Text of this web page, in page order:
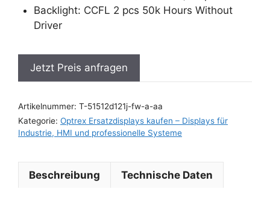
Backlight: CCFL 2 pcs 50k Hours Without
Driver
Jetzt Preis anfragen
Artikelnummer: T-51512d121j-fw-a-aa
Kategorie: Optrex Ersatzdisplays kaufen – Displays für
Industrie, HMI und professionelle Systeme
Beschreibung Technische Daten